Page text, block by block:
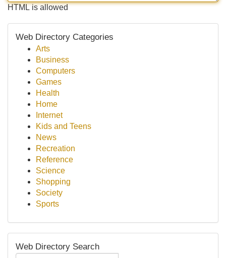
HTML is allowed
Web Directory Categories
Arts
Business
Computers
Games
Health
Home
Internet
Kids and Teens
News
Recreation
Reference
Science
Shopping
Society
Sports
Web Directory Search